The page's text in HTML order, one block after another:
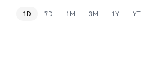
1D 7D 1M 3M 1Y